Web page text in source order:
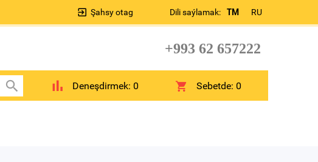
Dili saýlamak: TM RU
Şahsy otag
+993 62 657222
Deneşdirmek: 0 Sebetde:0